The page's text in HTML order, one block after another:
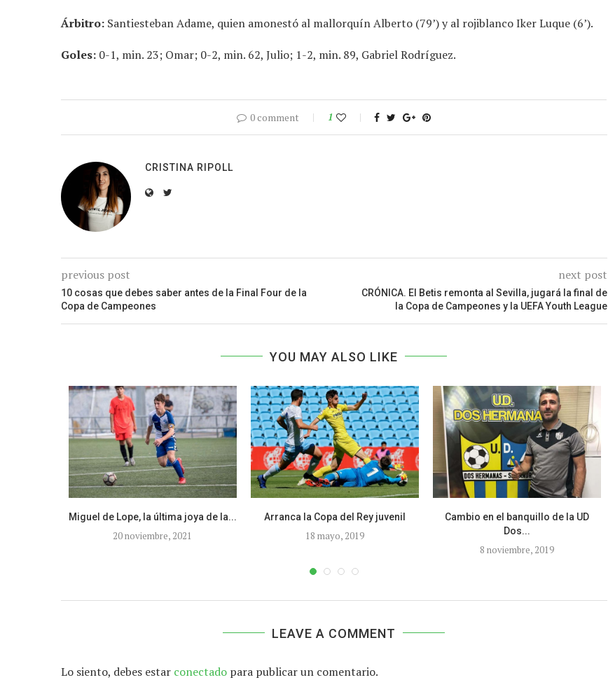
Árbitro: Santiesteban Adame, quien amonestó al mallorquín Alberto (79’) y al rojiblanco Iker Luque (6’).
Goles: 0-1, min. 23; Omar; 0-2, min. 62, Julio; 1-2, min. 89, Gabriel Rodríguez.
0 comment 1
CRISTINA RIPOLL
previous post
10 cosas que debes saber antes de la Final Four de la
Copa de Campeones
next post
CRÓNICA. El Betis remonta al Sevilla, jugará la final de
la Copa de Campeones y la UEFA Youth League
YOU MAY ALSO LIKE
Miguel de Lope, la última joya de la...
20 noviembre, 2021
Arranca la Copa del Rey juvenil
18 mayo, 2019
Cambio en el banquillo de la UD
Dos...
8 noviembre, 2019
LEAVE A COMMENT
Lo siento, debes estar conectado para publicar un comentario.